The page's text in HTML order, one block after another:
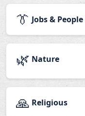
👔 Jobs & People
🌿 Nature
🙏 Religious